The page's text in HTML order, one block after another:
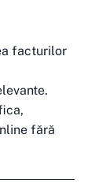
facturilor
fără